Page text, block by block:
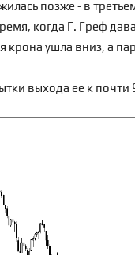
позже - в
когда Г. Греф
ушла вниз, а
выхода ее к